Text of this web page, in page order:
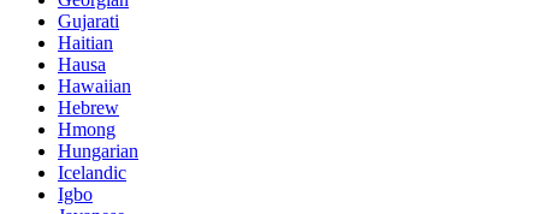
Gujarati
Haitian
Hausa
Hawaiian
Hebrew
Hmong
Hungarian
Icelandic
Igbo